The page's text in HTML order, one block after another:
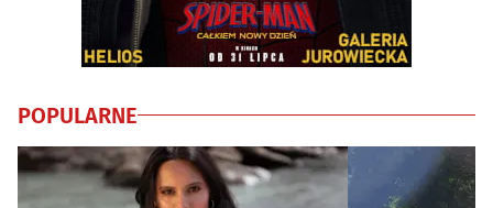
POPULARNE